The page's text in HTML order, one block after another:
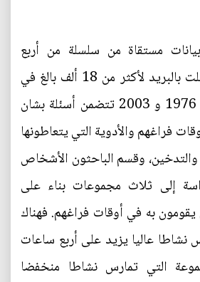
مستقاة من سلسلة من أربع
دراسات مسحية أرسلت بالبريد لأكثر من 18 ألف بالغ في
كوبنهاجن بين عامي 1976 و 2003 تتضمن أسئلة بشان
فراغهم والأدوية التي يتعاطونها
وقسم الباحثون الأشخاص
إلى ثلاث مجموعات بناء على
به في أوقات فراغهم. فهناك
نشاطا عاليا يزيد على أربع ساعات
التي تمارس نشاطا منخفضا